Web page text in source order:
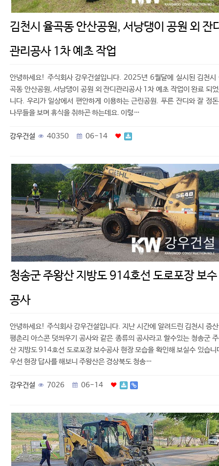
김천시 율곡동 안산공원, 서낭댕이 공원 외 잔
관리공사 1차 예초 작업
안녕하세요! 주식회사 강우건설입니다. 2025년 6월달에 실시된 김천시
곡동 안산공원, 서낭댕이 공원 외 잔디관리공사 1차 예초 작업이 완료 되
니다. 우리가 일상에서 편안하게 이용하는 근린공원. 푸른 잔디와 잘 정
나무들을 보며 휴식을 취하곤 하는데요. 이렇…
강우건설 40350 06-14
청송군 주왕산 지방도 914호선 도로포장 보수
공사
안녕하세요! 주식회사 강우건설입니다. 지난 시간에 알려드린 김천시 증
평촌리 아스콘 덧씌우기 공사와 같은 종류의 공사라고 할수있는 청송군
산 지방도 914호선 도로포장 보수공사 현장 모습을 확인해 보실수 있습니
우선 현장 답사를 해보니 주왕산은 경상북도 청송…
강우건설 7026 06-14